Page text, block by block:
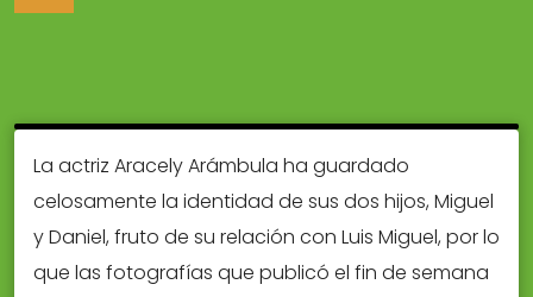
La actriz Aracely Arámbula ha guardado
celosamente la identidad de sus dos hijos, Miguel
y Daniel, fruto de su relación con Luis Miguel, por lo
que las fotografías que publicó el fin de semana